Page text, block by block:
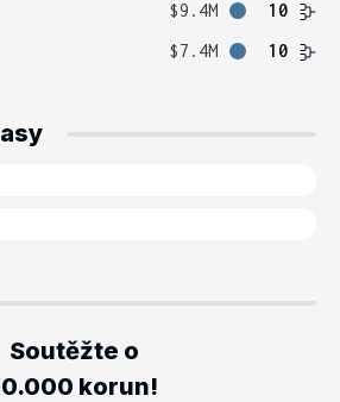
$9.4M
10
$7.4M 10
Soutěžte o
korun!